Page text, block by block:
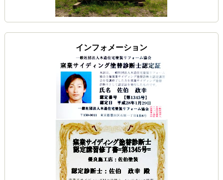
インフォメーション